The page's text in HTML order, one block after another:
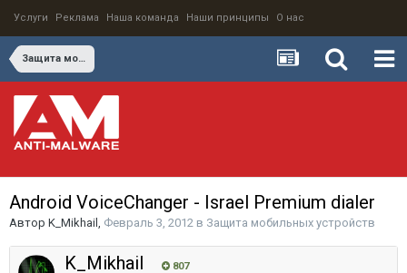
Услуги Реклама Наша команда Наши принципы О нас
Защита мобильных устройств
Android VoiceChanger - Israel Premium dialer
Автор K_Mikhail , Февраль 3, 2012 в Защита мобильных устройств
K_Mikhail 807